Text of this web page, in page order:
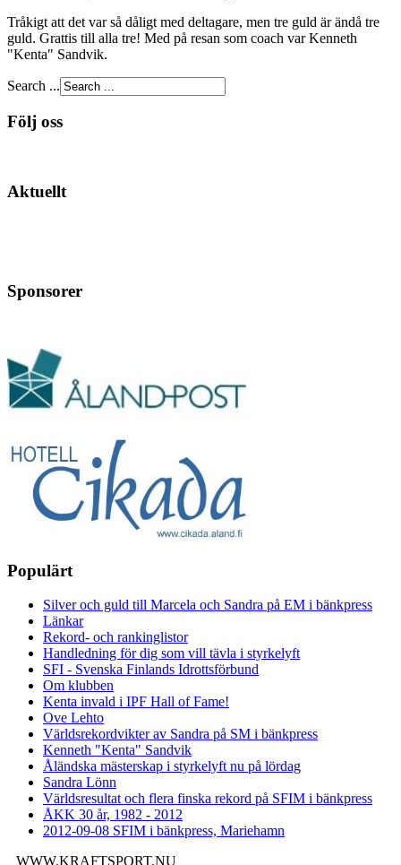
Tråkigt att det var så dåligt med deltagare, men tre guld är ändå tre
guld. Grattis till alla tre! Med på resan som coach var Kenneth
"Kenta" Sandvik.
Search ...
Följ oss
Aktuellt
Sponsorer
Populärt
Silver och guld till Marcela och Sandra på EM i bänkpress
Länkar
Rekord- och rankinglistor
Handledning för dig som vill tävla i styrkelyft
SFI - Svenska Finlands Idrottsförbund
Om klubben
Kenta invald i IPF Hall of Fame!
Ove Lehto
Världsrekordvikter av Sandra på SM i bänkpress
Kenneth "Kenta" Sandvik
Åländska mästerskap i styrkelyft nu på lördag
Sandra Lönn
Världsresultat och flera finska rekord på SFIM i bänkpress
ÅKK 30 år, 1982 - 2012
2012-09-08 SFIM i bänkpress, Mariehamn
WWW.KRAFTSPORT.NU